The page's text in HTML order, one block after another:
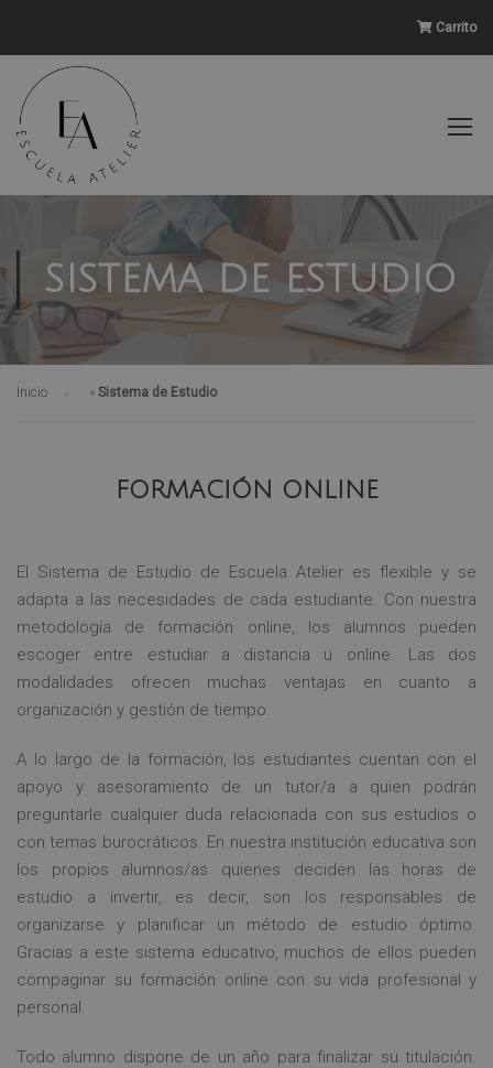
Carrito
SISTEMA DE ESTUDIO
Inicio » Sistema de Estudio
FORMACIÓN ONLINE
El Sistema de Estudio de Escuela Atelier es flexible y se
adapta a las necesidades de cada estudiante. Con nuestra
metodología de formación online, los alumnos pueden
escoger entre estudiar a distancia u online. Las dos
modalidades ofrecen muchas ventajas en cuanto a
organización y gestión de tiempo.
A lo largo de la formación, los estudiantes cuentan con el
apoyo y asesoramiento de un tutor/a a quien podrán
preguntarle cualquier duda relacionada con sus estudios o
con temas burocráticos. En nuestra institución educativa son
los propios alumnos/as quienes deciden las horas de
estudio a invertir, es decir, son los responsables de
organizarse y planificar un método de estudio óptimo.
Gracias a este sistema educativo, muchos de ellos pueden
compaginar su formación online con su vida profesional y
personal.
Todo alumno dispone de un año para finalizar su titulación.